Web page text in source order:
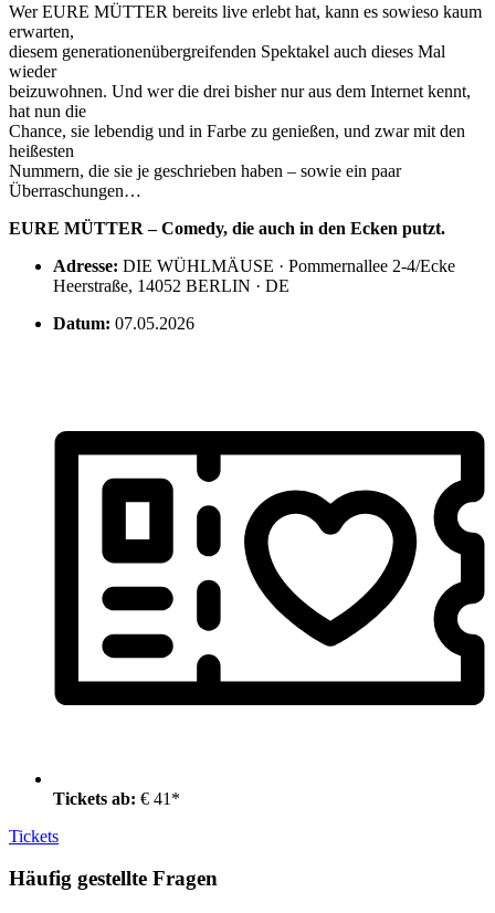
Wer EURE MÜTTER bereits live erlebt hat, kann es sowieso kaum
erwarten,
diesem generationenübergreifenden Spektakel auch dieses Mal
wieder
beizuwohnen. Und wer die drei bisher nur aus dem Internet kennt,
hat nun die
Chance, sie lebendig und in Farbe zu genießen, und zwar mit den
heißesten
Nummern, die sie je geschrieben haben – sowie ein paar
Überraschungen…
EURE MÜTTER – Comedy, die auch in den Ecken putzt.
Adresse: DIE WÜHLMÄUSE · Pommernallee 2-4/Ecke
Heerstraße, 14052 BERLIN · DE
Datum: 07.05.2026
Tickets ab: € 41*
Tickets
Häufig gestellte Fragen